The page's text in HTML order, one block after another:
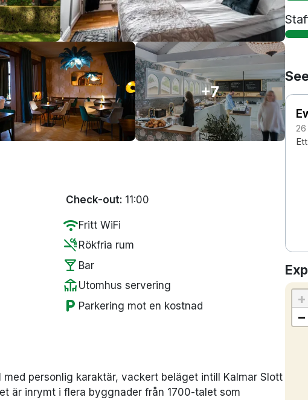
+7
Check-out: 11:00
wifiFritt WiFi
smoke_free Rökfria rum
local_bar Bar
deck Utomhus servering
local_parking Parkering mot en kostnad
personlig karaktär, vackert beläget intill Kalmar Slott
är inrymt i flera byggnader från 1700-talet som
+
−